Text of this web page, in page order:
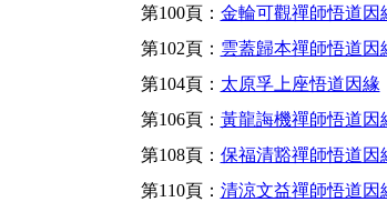
第100頁： 金輪可觀禪師悟道因
第102頁： 雲蓋歸本禪師悟道因
第104頁： 太原孚上座悟道因緣
第106頁： 黃龍誨機禪師悟道因
第108頁： 保福清豁禪師悟道因
第110頁： 清涼文益禪師悟道因